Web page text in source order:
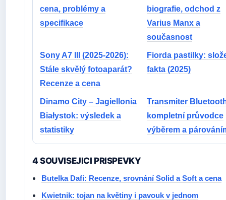
cena, problémy a
specifikace
biografie, odchod z
Varius Manx a
současnost
Sony A7 III (2025-2026):
Stále skvělý fotoaparát?
Recenze a cena
Fiorda pastilky:
fakta (2025)
Dinamo City – Jagiellonia
Białystok: výsledek a
statistiky
Transmiter
kompletní průvodce
výběrem a
4 SOUVISEJICI PRISPEVKY
Butelka Dafi: Recenze, srovnání Solid a Soft a cena
Kwietnik: tojan na květiny i pavouk v jednom